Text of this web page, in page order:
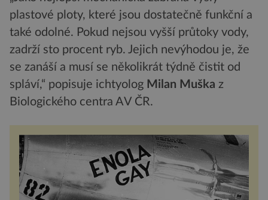
plastové ploty, které jsou dostatečně funkční a
také odolné. Pokud nejsou vyšší průtoky vody,
zadrží sto procent ryb. Jejich nevýhodou je, že
se zanáší a musí se několikrát týdně čistit od
spláví,“ popisuje ichtyolog Milan Muška z
Biologického centra AV ČR.